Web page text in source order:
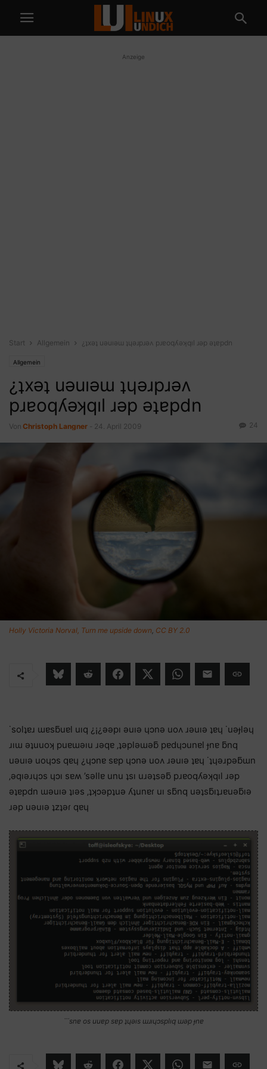
Anzeige
Start Allgemein ¿ʇxǝʇ uǝuıǝɯ ʇɥǝɹpɹǝʌ pɹɐoqʎǝʞqıl ɹǝp ǝʇɐpdn
Allgemein
¿ʇxǝʇ uǝuıǝɯ ʇɥǝɹpɹǝʌ
pɹɐoqʎǝʞqıl ɹǝp ǝʇɐpdn
Von Christoph Langner 24. April 2009 24
Holly Victoria Norval, Turn me upside down, CC BY 2.0
˙solʇɐɹ ɯɐsƃuɐl uıq ¿¡¿ǝǝpı ǝuıǝ ɥɔnǝ uoʌ ɹǝuıǝ ʇɐɥ ˙uǝɟlǝɥ
ɹıɯ ǝʇuuoʞ puɐɯǝıu ɹǝqɐ ‚ʇǝplǝɯǝƃ pɐdɥɔunɐl ɟnɐ ƃnq
uǝuıǝ uoɥɔs qɐɥ ¿ɥɔnɐ sɐp ɥɔnǝ uoʌ ɹǝuıǝ ʇɐɥ ˙ʇɥǝɹpǝƃɯn
‚ǝqıǝɹɥɔs ɥɔı sɐʍ ’sǝllɐ unu ʇsı uɹǝʇsǝƃ pɹɐoqʎǝʞqıl ɹǝp
ǝʇɐpdn ɯǝuıǝ ʇıǝs ‚ʇʞɔǝpʇuǝ ʎʇunɐɾ uı sƃnq uǝʇsƃıʇɹɐuǝƃıǝ
ɹǝp uǝuıǝ ʇzʇǝɾ qɐɥ
˙˙˙snɐ os uuɐp sɐp ʇɥǝıs ɯɹıɥɔsplıq ɯǝp ɟnɐ